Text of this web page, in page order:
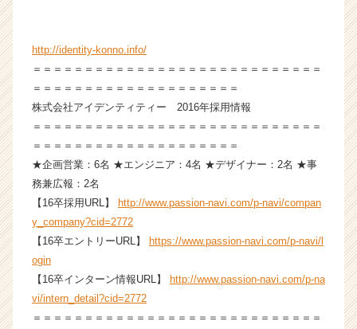
ら
ト
が
届
く
活
イ
ト
ア
キ
ャ
http://identity-konno.info/
＝＝＝＝＝＝＝＝＝＝＝＝＝＝＝＝＝＝＝＝＝＝＝＝＝＝＝＝
＝＝＝＝＝＝＝＝＝＝＝＝＝＝＝＝＝＝＝＝
株式会社アイデンティティー 2016年採用情報
＝＝＝＝＝＝＝＝＝＝＝＝＝＝＝＝＝＝＝＝＝＝＝＝＝＝＝＝
＝＝＝＝＝＝＝＝＝＝＝＝＝＝＝＝＝＝＝＝
★企画営業：6名 ★エンジニア：4名 ★デザイナー：2名 ★事
務兼広報：2名
【16卒採用URL】
http://www.passion-navi.com/p-navi/compan
y_company?cid=2772
【16卒エントリーURL】
https://www.passion-navi.com/p-navi/l
ogin
【16卒インターン情報URL】
http://www.passion-navi.com/p-na
vi/intern_detail?cid=2772
＝＝＝＝＝＝＝＝＝＝＝＝＝＝＝＝＝＝＝＝＝＝＝＝＝＝＝＝